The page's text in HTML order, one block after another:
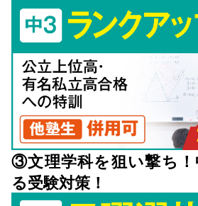
③文理学科を狙い撃ち
る受験対策！